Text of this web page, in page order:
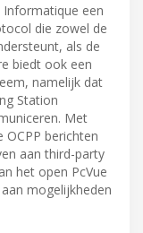
Informatique een
die zowel de
als de
biedt ook een
namelijk dat
Station
Met
berichten
aan third-party
het open PcVue
mogelijkheden